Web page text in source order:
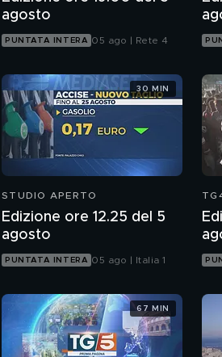
agosto
PUNTATA INTERA 05 ago | Rete 4
STUDIO APERTO
Edizione ore 12.25 del 5
agosto
PUNTATA INTERA 05 ago | Italia 1
30 MIN
67 MIN